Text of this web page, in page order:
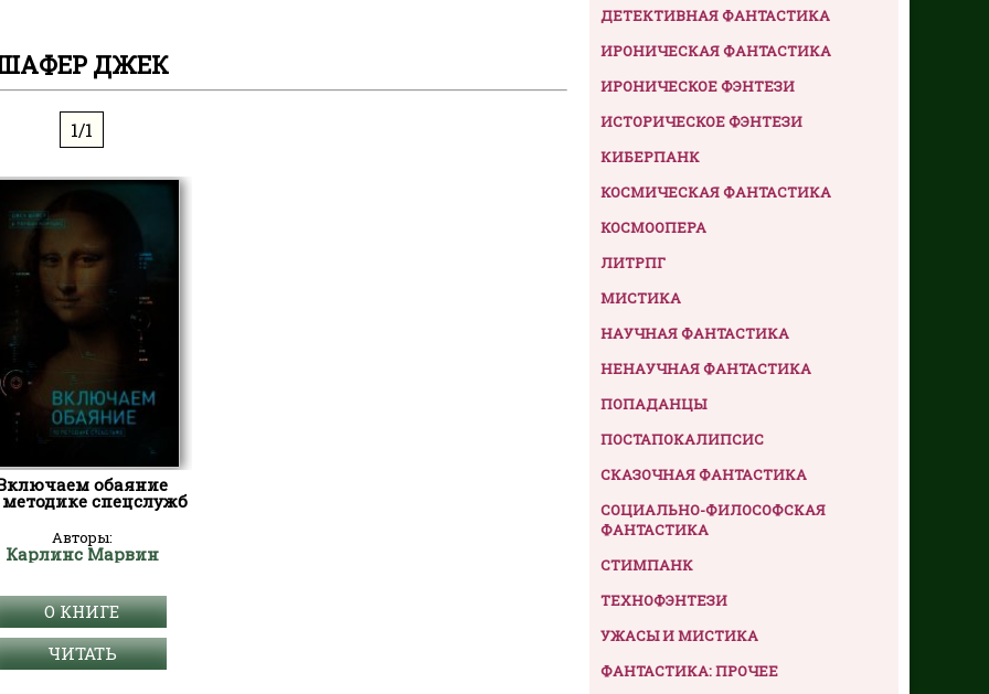
ДЖЕК
1/1
обаяние
спецслужб
Авторы:
Карлинс Марвин
О КНИГЕ
ЧИТАТЬ
ДЕТЕКТИВНАЯ ФАНТАСТИКА
ИРОНИЧЕСКАЯ ФАНТАСТИКА
ИРОНИЧЕСКОЕ ФЭНТЕЗИ
ИСТОРИЧЕСКОЕ ФЭНТЕЗИ
КИБЕРПАНК
КОСМИЧЕСКАЯ ФАНТАСТИКА
КОСМООПЕРА
ЛИТРПГ
МИСТИКА
НАУЧНАЯ ФАНТАСТИКА
НЕНАУЧНАЯ ФАНТАСТИКА
ПОПАДАНЦЫ
ПОСТАПОКАЛИПСИС
СКАЗОЧНАЯ ФАНТАСТИКА
СОЦИАЛЬНО-ФИЛОСОФСКАЯ
ФАНТАСТИКА
СТИМПАНК
ТЕХНОФЭНТЕЗИ
УЖАСЫ И МИСТИКА
ФАНТАСТИКА: ПРОЧЕЕ